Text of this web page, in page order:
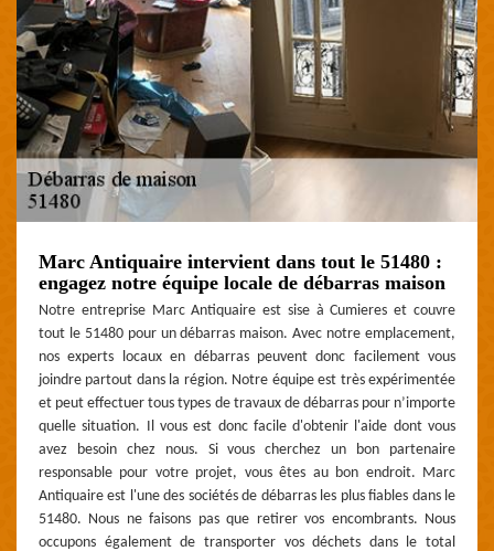
Marc Antiquaire intervient dans tout le 51480 :
engagez notre équipe locale de débarras maison
Notre entreprise Marc Antiquaire est sise à Cumieres et couvre
tout le 51480 pour un débarras maison. Avec notre emplacement,
nos experts locaux en débarras peuvent donc facilement vous
joindre partout dans la région. Notre équipe est très expérimentée
et peut effectuer tous types de travaux de débarras pour n’importe
quelle situation. Il vous est donc facile d'obtenir l'aide dont vous
avez besoin chez nous. Si vous cherchez un bon partenaire
responsable pour votre projet, vous êtes au bon endroit. Marc
Antiquaire est l'une des sociétés de débarras les plus fiables dans le
51480. Nous ne faisons pas que retirer vos encombrants. Nous
occupons également de transporter vos déchets dans le total